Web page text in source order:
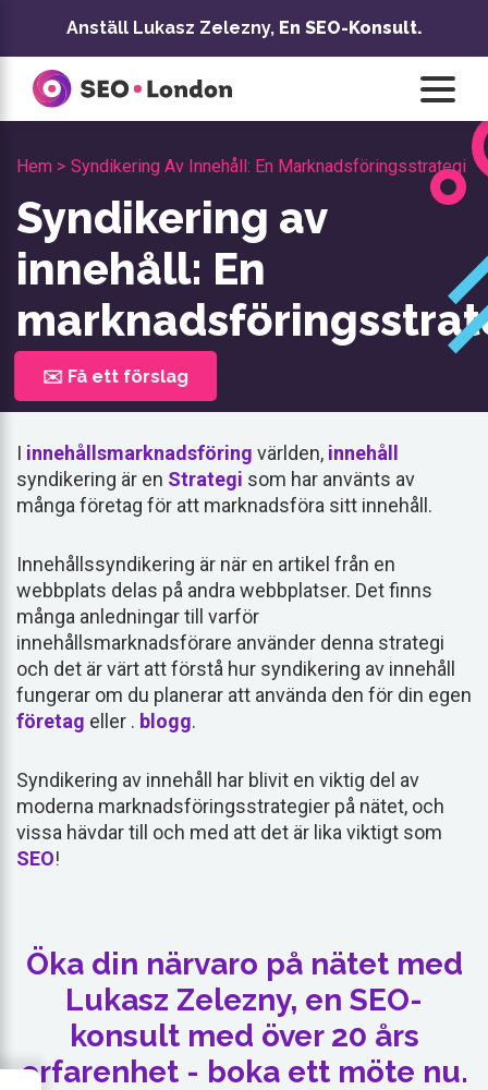
innehåll
Anställ Lukasz Zelezny, En SEO-Konsult.
Hem > Syndikering Av Innehåll: En Marknadsföringsstrategi
Syndikering av
innehåll: En
✉️ Få ett förslag
I innehållsmarknadsföring världen, innehåll
syndikering är en Strategi som har använts av
många företag för att marknadsföra sitt innehåll.
Innehållssyndikering är när en artikel från en
webbplats delas på andra webbplatser. Det finns
många anledningar till varför
innehållsmarknadsförare använder denna strategi
och det är värt att förstå hur syndikering av innehåll
fungerar om du planerar att använda den för din egen
företag eller . blogg.
Syndikering av innehåll har blivit en viktig del av
moderna marknadsföringsstrategier på nätet, och
vissa hävdar till och med att det är lika viktigt som
SEO!
Öka din närvaro på nätet med
Lukasz Zelezny, en SEO-
konsult med över 20 års
erfarenhet - boka ett möte nu.